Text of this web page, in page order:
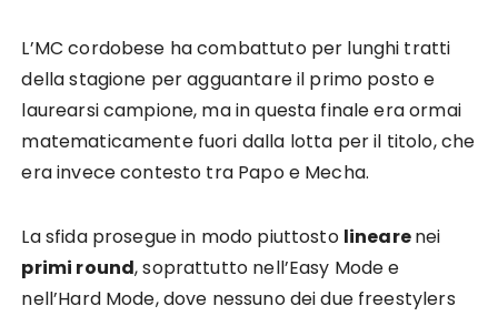
L’MC cordobese ha combattuto per lunghi tratti
della stagione per agguantare il primo posto e
laurearsi campione, ma in questa finale era ormai
matematicamente fuori dalla lotta per il titolo, che
era invece contesto tra Papo e Mecha.
La sfida prosegue in modo piuttosto linearenei
primi round, soprattutto nell’Easy Mode e
nell’Hard Mode, dove nessuno dei due freestylers